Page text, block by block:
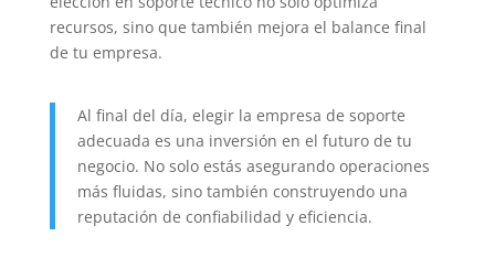
recursos, sino que también mejora el balance final
de tu empresa.
Al final del día, elegir la empresa de soporte
adecuada es una inversión en el futuro de tu
negocio. No solo estás asegurando operaciones
más fluidas, sino también construyendo una
reputación de confiabilidad y eficiencia.